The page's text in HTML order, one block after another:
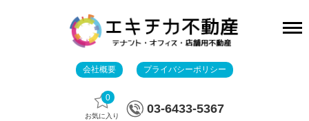
会社概要 プライバシーポリシー
0
お気に入り
03-6433-5367